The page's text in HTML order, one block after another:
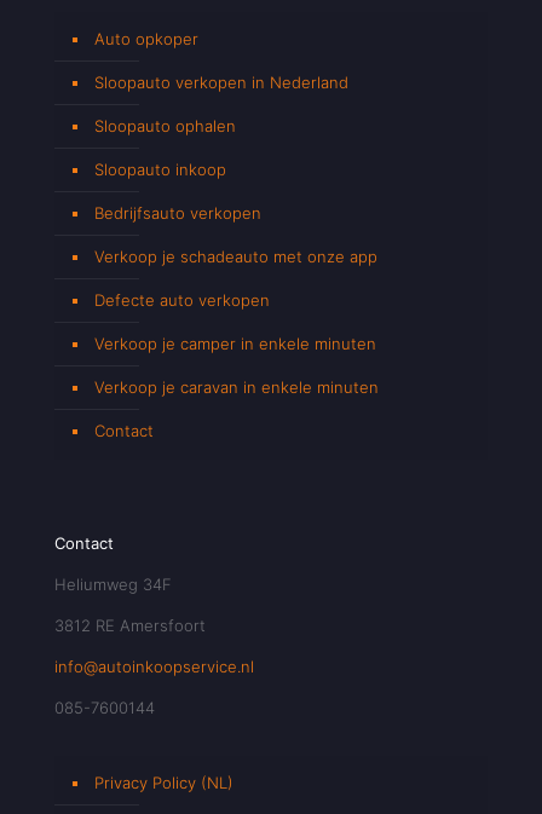
Auto opkoper
Sloopauto verkopen in Nederland
Sloopauto ophalen
Sloopauto inkoop
Bedrijfsauto verkopen
Verkoop je schadeauto met onze app
Defecte auto verkopen
Verkoop je camper in enkele minuten
Verkoop je caravan in enkele minuten
Contact
Contact
Heliumweg 34F
3812 RE Amersfoort
info@autoinkoopservice.nl
085-7600144
Privacy Policy (NL)